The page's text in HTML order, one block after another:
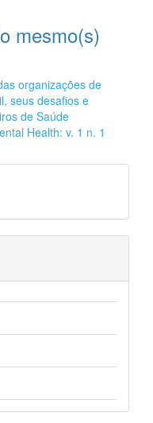
mesmo(s)
organizações de
seus desafios e
de Saúde
Health: v. 1 n. 1